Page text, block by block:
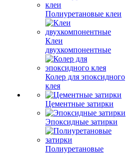
Полиуретановые клеи
Клеи
двухкомпонентные
Колер для эпоксидного
клея
Цементные затирки
Эпоксидные затирки
Полиуретановые